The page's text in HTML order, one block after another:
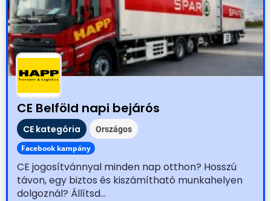
CE Belföld napi bejárós
CE kategória Országos
Facebook kampány
CE jogosítvánnyal minden nap otthon? Hosszú
távon, egy biztos és kiszámítható munkahelyen
dolgoznál? Állítsd...